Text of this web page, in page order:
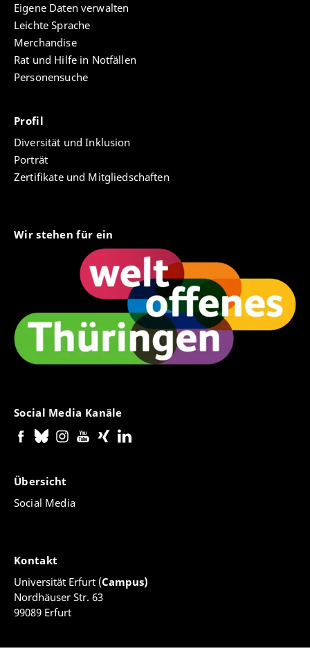
Eigene Daten verwalten
Leichte Sprache
Merchandise
Rat und Hilfe in Notfällen
Personensuche
Profil
Diversität und Inklusion
Porträt
Zertifikate und Mitgliedschaften
Wir stehen für ein
Social Media Kanäle
Übersicht
Social Media
Kontakt
Universität Erfurt (Campus)
Nordhäuser Str. 63
99089 Erfurt